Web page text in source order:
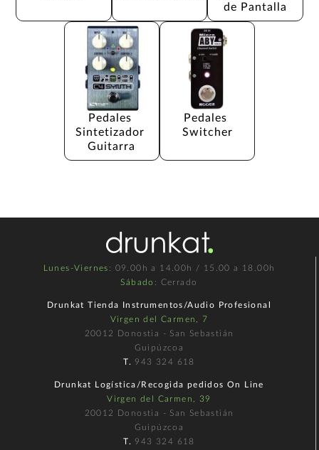
de Pantalla
Pedales
Sintetizador
Guitarra
Pedales
Switcher
Lunes-Viernes : 09.00h a 14.00h / 15.00 a 18.00h
Sábado : Cerrado
Drunkat Tienda Instrumentos/Audio Profesional
Virgen del Carmen, 7
20012 Donostia - San Sebastián
Guipúzcoa
T. 943 324 618
Drunkat Logística/Recogida pedidos On Line
Virgen del Carmen, 39
20012 Donostia - San Sebastián
Guipúzcoa
T. 943 324 618